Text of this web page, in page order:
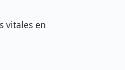
vitales en